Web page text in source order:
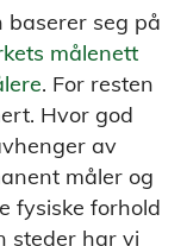
seg på
målenett
. For resten
Hvor god
av
måler og
fysiske forhold
steder har vi